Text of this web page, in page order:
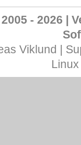
- 2026 |
Viklund |
Linux